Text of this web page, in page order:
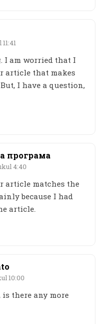
I am worried that I
article that makes
I have a question,
програма
4:40
article matches the
because I had
article.
10:00
there any more